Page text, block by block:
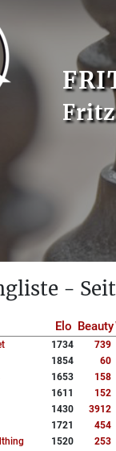
-
Elo Beauty
1734 739
1854 60
1653 158
1611 152
1430 3912
1721 454
1520 253